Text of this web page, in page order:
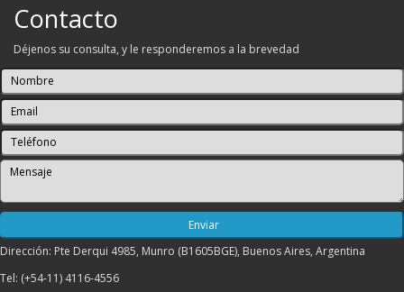
Contacto
Déjenos su consulta, y le responderemos a la brevedad
Dirección: Pte Derqui 4985, Munro (B1605BGE), Buenos Aires, Argentina
Tel: (+54-11) 4116-4556